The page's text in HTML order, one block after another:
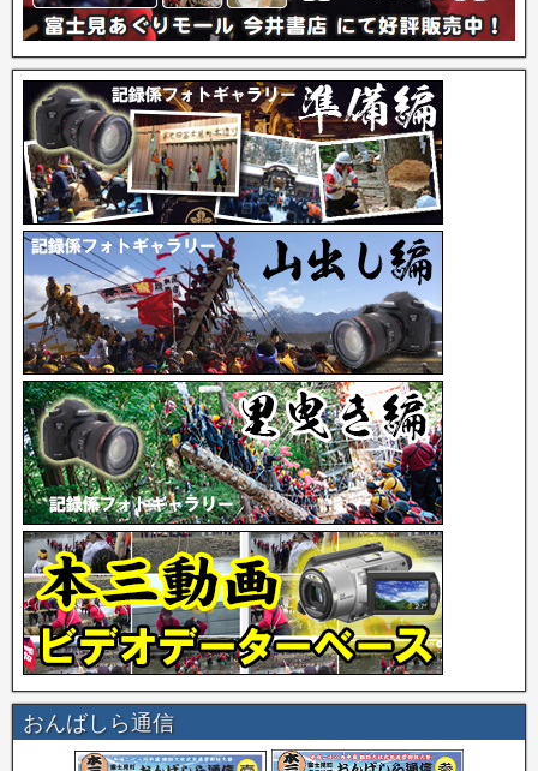
おんばしら通信